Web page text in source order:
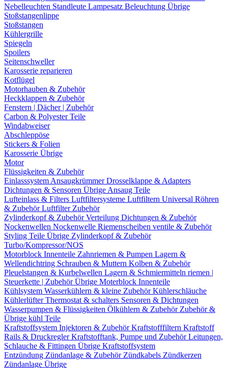
Nebelleuchten Standleute Lampesatz Beleuchtung Übrige
Stoßstangenlippe
Stoßstangen
Kühlergrille
Spiegeln
Spoilers
Seitenschweller
Karosserie reparieren
Kotflügel
Motorhauben & Zubehör
Heckklappen & Zubehör
Fenstern | Dächer | Zubehör
Carbon & Polyester Teile
Windabweiser
Abschleppöse
Stickers & Folien
Karosserie Übrige
Motor
Flüssigkeiten & Zubehör
Einlasssystem AnsaugkrümmerDrosselklappe & Adapters
Dichtungen & Sensoren Übrige Ansaug Teile
Lufteinlass & Filters Luftfiltersysteme Luftfiltern Universal Röhren
& ZubehörLuftfilter Zubehör
Zylinderkopf & ZubehörVerteilung Dichtungen & Zubehör
Nockenwellen Nockenwelle Riemenscheiben ventile & Zubehör
Styling Teile Übrige Zylinderkopf & Zubehör
Turbo/Kompressor/NOS
Motorblock Innenteile Zahnriemen & Pumpen Lagern &
Wellendichtring Schrauben & Muttern Kolben & Zubehör
Pleuelstangen & Kurbelwellen Lagern & Schmiermitteln riemen |
Steuerkette | ZubehörÜbrige Moterblock Innenteile
Kühlsystem Wasserkühlern & kleine ZubehörKühlerschläuche
KühlerlüfterThermostat & schalters Sensoren & Dichtungen
Wasserpumpen & Flüssigkeiten Ölkühlern & Zubehör Zubehör &
Übrige kühl Teile
Kraftstoffsystem Injektoren & ZubehörKraftstofffiltern Kraftstoff
Rails & DruckreglerKraftstofftank, Pumpe und ZubehörLeitungen,
Schlauche & Fittingen Übrige Kraftstoffsystem
Entzündung Zündanlage & Zubehör Zündkabels Zündkerzen
Zündanlage Übrige